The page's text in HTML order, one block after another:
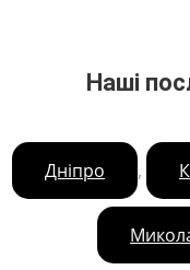
Наші
Дніпро ,